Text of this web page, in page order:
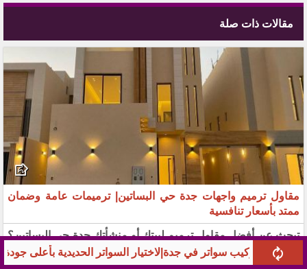
السواتر الحديدية بأعلى جودة شركة بناء ملاحق
مقالات ذات صلة
مقاول ترميم واجهات جدة حي البساتين| ترميمات عامة وضمان
ممتد بأسعار تنافسية
تبحث عن أفضل مقاول ترميم لبيتك أو منشأتك جدة حي البساتين؟
نقدم لك خدمات ترميم مباني شاملة (داخلي وخارجي)، معالجة
التصدعات، وتجديد الديكورات بأعلى جودة وأقل تكلفة. اتصل الآن.